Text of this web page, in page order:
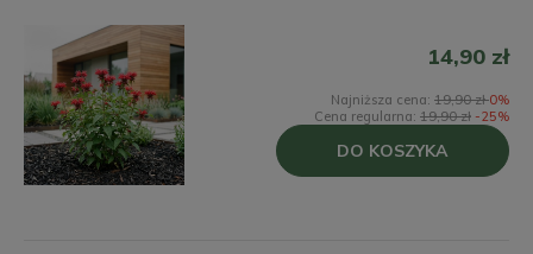
14,90 zł
Najniższa cena: 19,90 zł0%
Cena regularna: 19,90 zł -25%
DO KOSZYKA